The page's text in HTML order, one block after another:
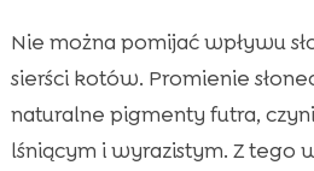
Nie można pomijać wpływu
sierści kotów. Promienie
naturalne pigmenty futra,
lśniącym i wyrazistym. Z tego